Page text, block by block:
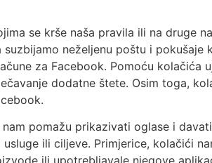
se krše naša pravila ili na druge
neželjenu poštu i
za Facebook. Pomoću kolačića
dodatne štete. Osim toga,
pomažu prikazivati oglase i
ili ciljeve. Primjerice, kolačići